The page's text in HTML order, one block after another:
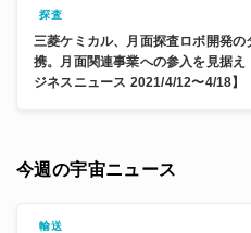
探査
三菱ケミカル、月面探査ロボ開発の
携。月面関連事業への参入を見据え
ジネスニュース 2021/4/12〜4/18】
今週の宇宙ニュース
輸送